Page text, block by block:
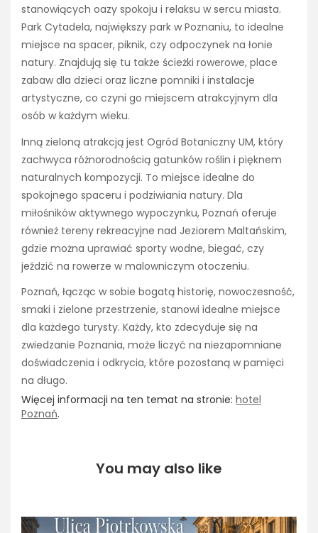
stanowiących oazy spokoju i relaksu w sercu miasta.
Park Cytadela, największy park w Poznaniu, to idealne
miejsce na spacer, piknik, czy odpoczynek na łonie
natury. Znajdują się tu także ścieżki rowerowe, place
zabaw dla dzieci oraz liczne pomniki i instalacje
artystyczne, co czyni go miejscem atrakcyjnym dla
osób w każdym wieku.
Inną zieloną atrakcją jest Ogród Botaniczny UM, który
zachwyca różnorodnością gatunków roślin i pięknem
naturalnych kompozycji. To miejsce idealne do
spokojnego spaceru i podziwiania natury. Dla
miłośników aktywnego wypoczynku, Poznań oferuje
również tereny rekreacyjne nad Jeziorem Maltańskim,
gdzie można uprawiać sporty wodne, biegać, czy
jeździć na rowerze w malowniczym otoczeniu.
Poznań, łącząc w sobie bogatą historię, nowoczesność,
smaki i zielone przestrzenie, stanowi idealne miejsce
dla każdego turysty. Każdy, kto zdecyduje się na
zwiedzanie Poznania, może liczyć na niezapomniane
doświadczenia i odkrycia, które pozostaną w pamięci
na długo.
Więcej informacji na ten temat na stronie: hotel
Poznań.
You may also like